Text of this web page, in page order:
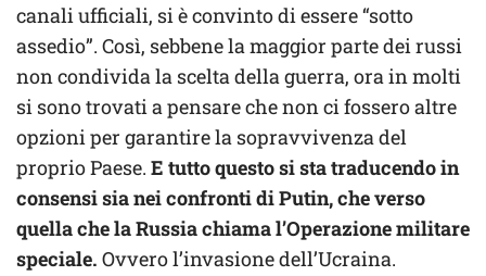
canali ufficiali, si è convinto di essere “sotto
assedio”. Così, sebbene la maggior parte dei russi
non condivida la scelta della guerra, ora in molti
si sono trovati a pensare che non ci fossero altre
opzioni per garantire la sopravvivenza del
proprio Paese. E tutto questo si sta traducendo in
consensi sia nei confronti di Putin, che verso
quella che la Russia chiama l’Operazione militare
speciale. Ovvero l’invasione dell’Ucraina.